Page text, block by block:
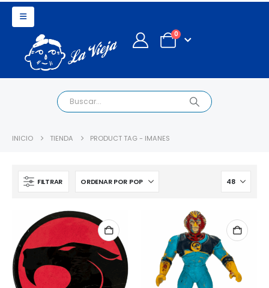
0
INICIO TIENDA PRODUCT TAG - IMANES
FILTRAR